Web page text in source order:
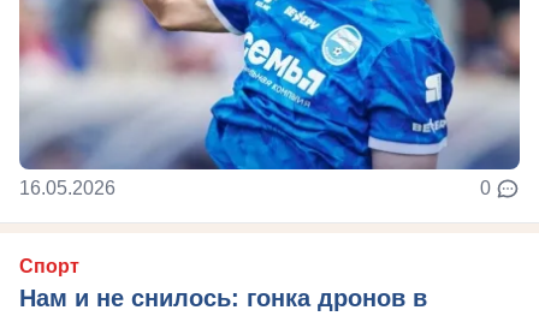
16.05.2026 0
Спорт
Нам и не снилось: гонка дронов в